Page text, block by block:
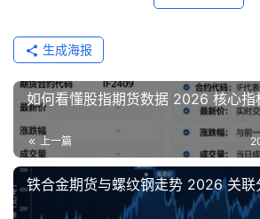
期
货
外
盘
期
货
生成海报
如何看懂股指期货数据 2026 核心指
上一篇
铁合金期货与螺纹钢走势 2026 关联